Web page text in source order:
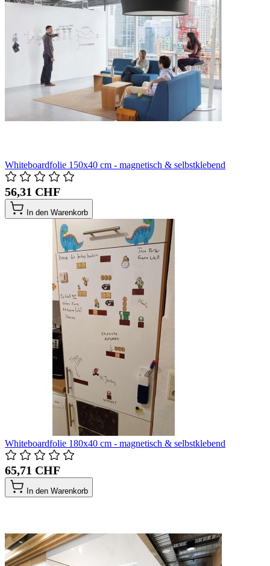
Whiteboardfolie 150x40 cm - magnetisch & selbstklebend
56,31 CHF
In den Warenkorb
Whiteboardfolie 180x40 cm - magnetisch & selbstklebend
65,71 CHF
In den Warenkorb